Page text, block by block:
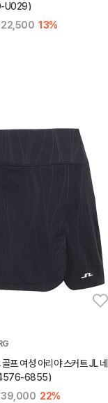
U029)
13%
프 여성 아리야 스커트 JL
6855)
22%